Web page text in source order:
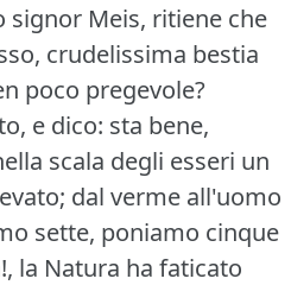
signor Meis, ritiene che
crudelissima bestia
poco pregevole?
e dico: sta bene,
scala degli esseri un
dal verme all'uomo
sette, poniamo cinque
la Natura ha faticato